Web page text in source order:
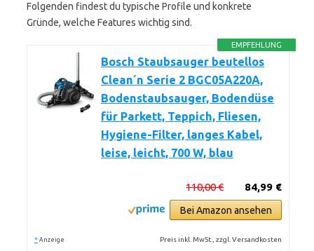
Folgenden findest du typische Profile und konkrete
Gründe, welche Features wichtig sind.
EMPFEHLUNG
Bosch Staubsauger beutellos
Clean´n Serie 2 BGC05A220A,
Bodenstaubsauger, Bodendüse
für Parkett, Teppich, Fliesen,
Hygiene-Filter, langes Kabel,
leise, leicht, 700 W, blau
84,99 €
110,00 €
Bei Amazon ansehen
* Anzeige Preis inkl. MwSt., zzgl. Versandkosten